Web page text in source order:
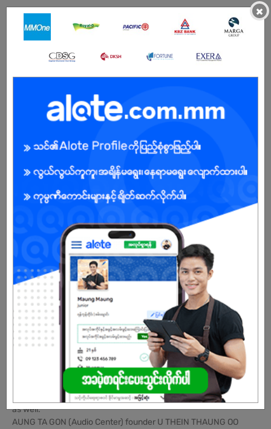
Junior Accountant
မန္တလေးတိုင်း
17 Jul 2026
လစာကြည့်မယ်
ကြည့်ရန်
အလုပ်အားလုံးကိုကြည့်မည်။
ကုမ္ပဏီ၏မျှော်မှန်းချက်နှင့်တာဝန်
AUNG TA GON (Audio Center) was established in 1997. AUNG TA
GON Electronic has begun selling electronic devices at 22nd
street Aungmyaytharzan Township. In 2007, we moved 84th
street between 30x31 Streets, Chanayetharzan Township and
sold not only Electronic also Audio equipment. In 2014, we
moved 83rd street between 29x30 streets Chanayetharzan
Township. A new AUNG TA GON Showroom has been
established in 2019 at 58th street, Circular Road, Kon Tan
Quarter, Mandalay which is available all high quality branded
Audio equipment. Today, Showroom and shop (1) are opening.
The founder of AUNG TA GON is U THEIN THAUNG OO. He has
good audio knowledge, and skills so he can explain to customers
as well.
AUNG TA GON (Audio Center) founder U THEIN THAUNG OO
×